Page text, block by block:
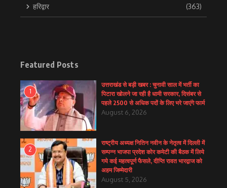
हरिद्वार (363)
Featured Posts
1
उत्तराखंड से बड़ी खबर : चुनावी साल में भर्ती का
पिटारा खोलने जा रही है धामी सरकार, दिसंबर से
पहले 2500 से अधिक पदों के लिए भरे जाएंगे फार्म
August 6, 2026
2
राष्ट्रीय अध्यक्ष नितिन नवीन के नेतृत्व में दिल्ली में
सम्पन्न भाजपा प्रदेश कोर कमेटी की बैठक में लिये
गये कई महत्वपूर्ण फैसले, दीप्ति रावत भारद्वाज को
अहम जिम्मेदारी
August 5, 2026